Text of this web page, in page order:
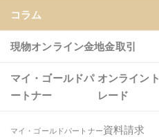
コラム
現物オンライン金地金取引
マイ・ゴールドパ
ートナー
オンライント
レード
マイ・ゴールドパートナー資料請求